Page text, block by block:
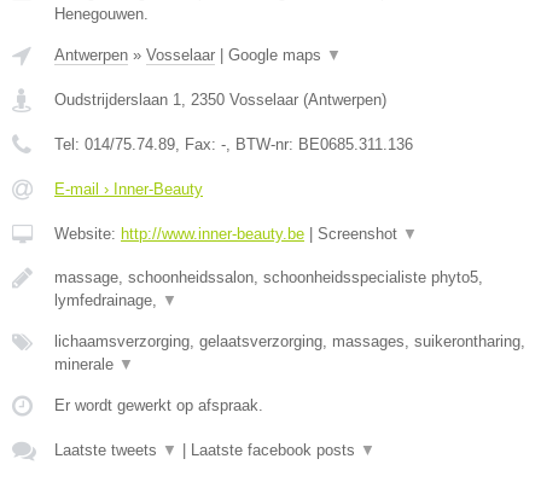
Henegouwen.
Antwerpen » Vosselaar Google maps ▼
Oudstrijderslaan 1, 2350 Vosselaar (Antwerpen)
Tel: 014/75.74.89, Fax: -, BTW-nr: BE0685.311.136
E-mail › Inner-Beauty
Website: http://www.inner-beauty.be Screenshot ▼
massage, schoonheidssalon, schoonheidsspecialiste phyto5,
lymfedrainage, ▼
lichaamsverzorging, gelaatsverzorging, massages, suikerontharing,
minerale ▼
Er wordt gewerkt op afspraak.
Laatste tweets ▼ Laatste facebook posts ▼